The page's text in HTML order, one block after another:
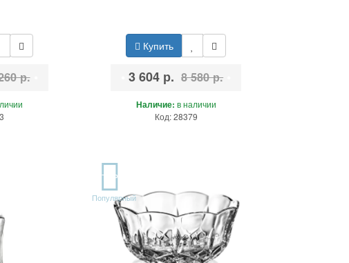
р.
Купить
3 604 р. 8 580 р.
Наличие: в наличии
Код: 28379
TOP
Популярный